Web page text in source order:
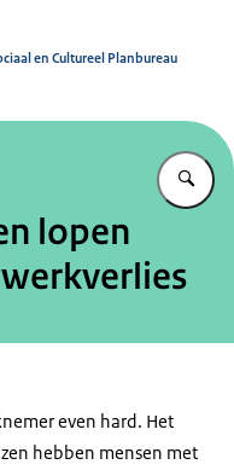
en Cultureel Planbureau
lopen
even hard. Het
hebben mensen met